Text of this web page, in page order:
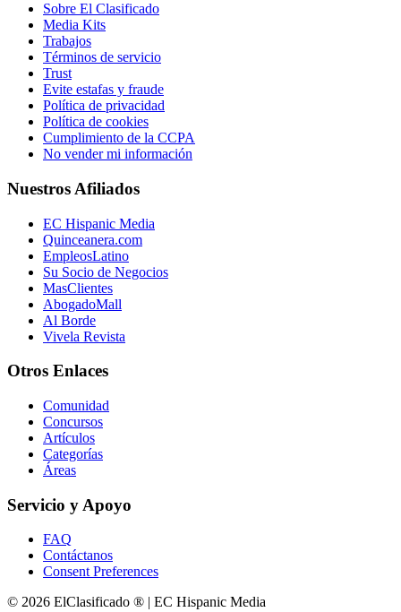
Sobre El Clasificado
Media Kits
Trabajos
Términos de servicio
Trust
Evite estafas y fraude
Política de privacidad
Política de cookies
Cumplimiento de la CCPA
No vender mi información
Nuestros Afiliados
EC Hispanic Media
Quinceanera.com
EmpleosLatino
Su Socio de Negocios
MasClientes
AbogadoMall
Al Borde
Vivela Revista
Otros Enlaces
Comunidad
Concursos
Artículos
Categorías
Áreas
Servicio y Apoyo
FAQ
Contáctanos
Consent Preferences
© 2026 ElClasificado ® | EC Hispanic Media